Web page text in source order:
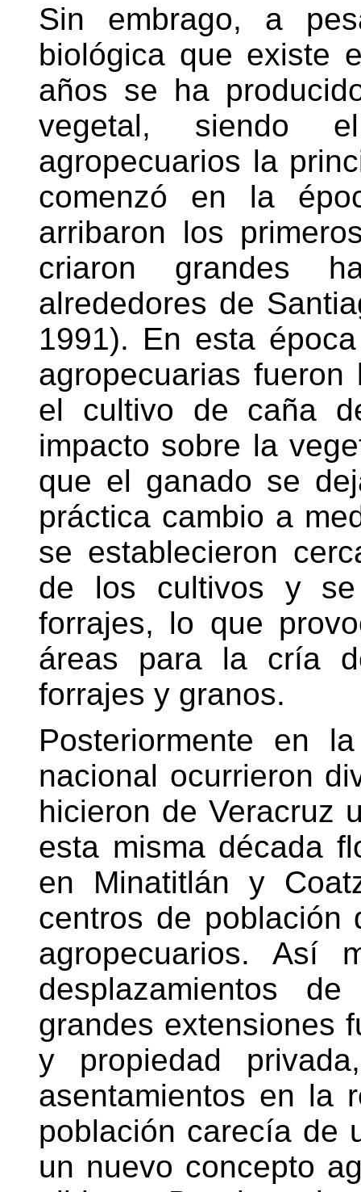
Sin embrago, a
biológica que existe
años se ha
vegetal, siendo
agropecuarios la
comenzó en la
arribaron los
criaron grandes
alrededores de
1991). En esta
agropecuarias
el cultivo de caña
impacto sobre la
que el ganado se
práctica cambio a
se establecieron
de los cultivos y se
forrajes, lo que
áreas para la cría
forrajes y granos.
Posteriormente en
nacional ocurrieron
hicieron de Veracruz
esta misma década
en Minatitlán y
centros de población
agropecuarios. Así
desplazamientos
grandes extensiones
y propiedad
asentamientos en la
población carecía de
un nuevo concepto